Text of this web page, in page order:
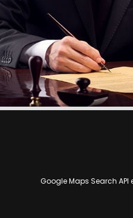
Google Maps Search API